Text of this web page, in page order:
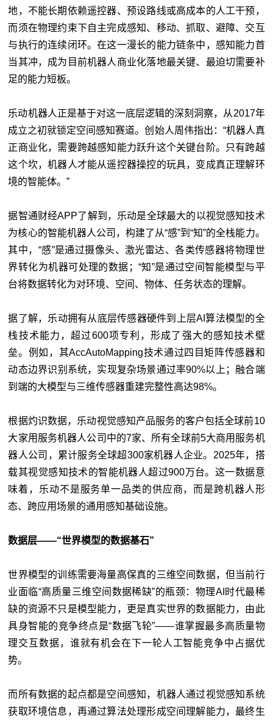
地，不能长期依赖遥控器、预设路线或高成本的人工干预，
而须在物理约束下自主完成感知、移动、抓取、避障、交互
与执行的连续闭环。在这一漫长的能力链条中，感知能力首
当其冲，成为目前机器人商业化落地最关键、最迫切需要补
足的能力短板。
乐动机器人正是基于对这一底层逻辑的深刻洞察，从2017年
成立之初就锁定空间感知赛道。创始人周伟指出：“机器人真
正商业化，需要跨越感知能力跃升这个关键台阶。只有跨越
这个坎，机器人才能从遥控器操控的玩具，变成真正理解环
境的智能体。”
据智通财经APP了解到，乐动是全球最大的以视觉感知技术
为核心的智能机器人公司，构建了从“感”到“知”的全栈能力。
其中，“感”是通过摄像头、激光雷达、各类传感器将物理世
界转化为机器可处理的数据；“知”是通过空间智能模型与平
台将数据转化为对环境、空间、物体、任务状态的理解。
据了解，乐动拥有从底层传感器硬件到上层AI算法模型的全
栈技术能力，超过600项专利，形成了强大的感知技术壁
垒。例如，其AccAutoMapping技术通过四目矩阵传感器和
动态边界识别系统，实现复杂场景通过率90%以上；融合端
到端的大模型与三维传感器重建完整性高达98%。
根据灼识数据，乐动视觉感知产品服务的客户包括全球前10
大家用服务机器人公司中的7家、所有全球前5大商用服务机
器人公司，累计服务全球超300家机器人企业。2025年，搭
载其视觉感知技术的智能机器人超过900万台。这一数据意
味着，乐动不是服务单一品类的供应商，而是跨机器人形
态、跨应用场景的通用感知基础设施。
数据层——“世界模型的数据基石”
世界模型的训练需要海量高保真的三维空间数据，但当前行
业面临“高质量三维空间数据稀缺”的瓶颈：物理AI时代最稀
缺的资源不只是模型能力，更是真实世界的数据能力，由此
具身智能的竞争终点是“数据飞轮”——谁掌握最多高质量物
理交互数据，谁就有机会在下一轮人工智能竞争中占据优
势。
而所有数据的起点都是空间感知，机器人通过视觉感知系统
获取环境信息，再通过算法处理形成空间理解能力，最终生